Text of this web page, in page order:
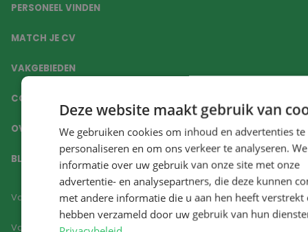
PERSONEEL VINDEN
MATCH JE CV
VAKGEBIEDEN
CONTACT
OVER ONS
BLOGS
Vacatures Aalsmeer
Vacatures Amstelveen
Deze website maakt gebruik van
We gebruiken cookies om inhoud en advertenties te
personaliseren en om ons verkeer te analyseren.
informatie over uw gebruik van onze site met onze
advertentie- en analysepartners, die deze kunnen
met andere informatie die u aan hen heeft verstrekt
hebben verzameld door uw gebruik van hun